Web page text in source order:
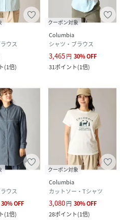
ウス
(1倍)
クーポン対象
Columbia
シャツ・ブラウス
3,465円 30%OFF
31ポイント(1倍)
ウス
30%OFF
(1倍)
クーポン対象
Columbia
カットソー・Tシャツ
3,080円 30%OFF
28ポイント(1倍)